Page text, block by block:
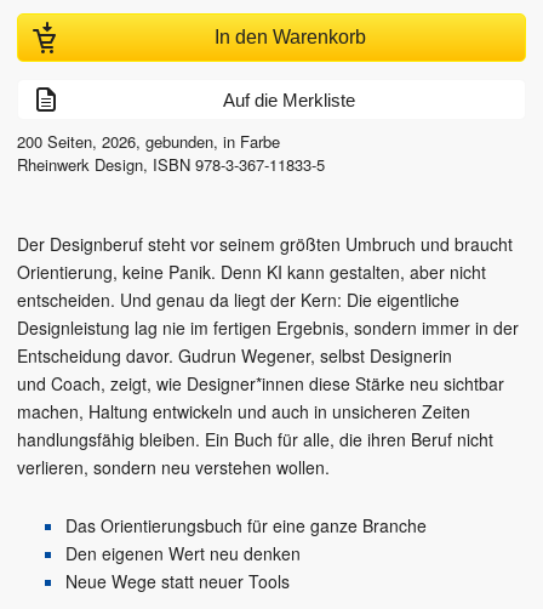
In den Warenkorb
Auf die Merkliste
200 Seiten, 2026, gebunden, in Farbe
Rheinwerk Design, ISBN 978-3-367-11833-5
Der Designberuf steht vor seinem größten Umbruch und braucht
Orientierung, keine Panik. Denn KI kann gestalten, aber nicht
entscheiden. Und genau da liegt der Kern: Die eigentliche
Designleistung lag nie im fertigen Ergebnis, sondern immer in der
Entscheidung davor. Gudrun Wegener, selbst Designerin
und Coach, zeigt, wie Designer*innen diese Stärke neu sichtbar
machen, Haltung entwickeln und auch in unsicheren Zeiten
handlungsfähig bleiben. Ein Buch für alle, die ihren Beruf nicht
verlieren, sondern neu verstehen wollen.
Das Orientierungsbuch für eine ganze Branche
Den eigenen Wert neu denken
Neue Wege statt neuer Tools